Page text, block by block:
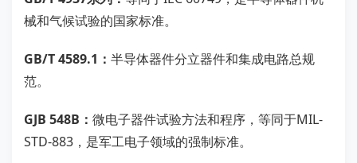
械和气候试验的国家标准。
GB/T 4589.1： 半导体器件分立器件和集成电路总规
范。
GJB 548B： 微电子器件试验方法和程序，等同于MIL-
STD-883，是军工电子领域的强制标准。